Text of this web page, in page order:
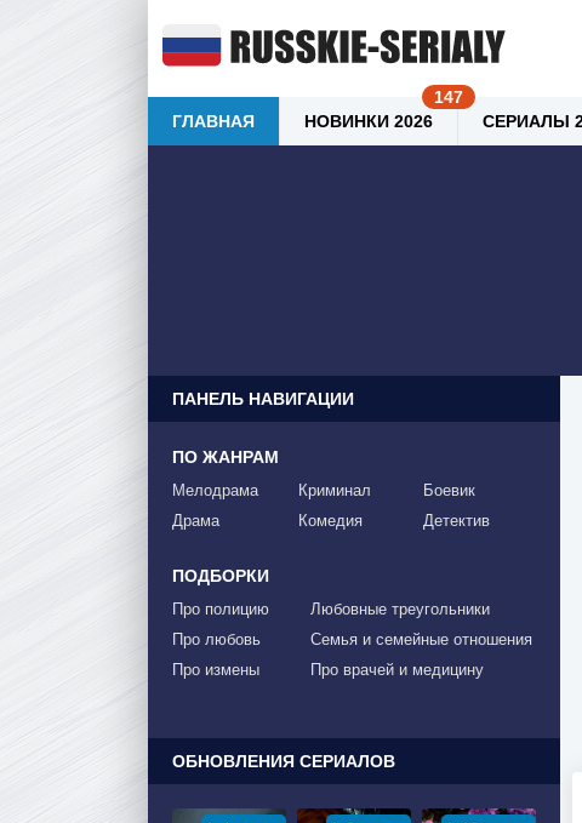
ПАНЕЛЬ НАВИГАЦИИ
ПО ЖАНРАМ
Мелодрама
Драма
Криминал
Комедия
Боевик
Детектив
ПОДБОРКИ
Про полицию
Про любовь
Про измены
Любовные треугольники
Семья и семейные отношения
Про врачей и медицину
ОБНОВЛЕНИЯ СЕРИАЛОВ
ГЛАВНАЯ НОВИНКИ 2026 СЕРИАЛЫ